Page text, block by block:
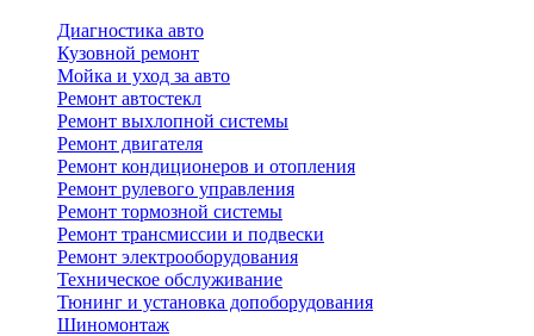
Диагностика авто
Кузовной ремонт
Мойка и уход за авто
Ремонт автостекл
Ремонт выхлопной системы
Ремонт двигателя
Ремонт кондиционеров и отопления
Ремонт рулевого управления
Ремонт тормозной системы
Ремонт трансмиссии и подвески
Ремонт электрооборудования
Техническое обслуживание
Тюнинг и установка допоборудования
Шиномонтаж